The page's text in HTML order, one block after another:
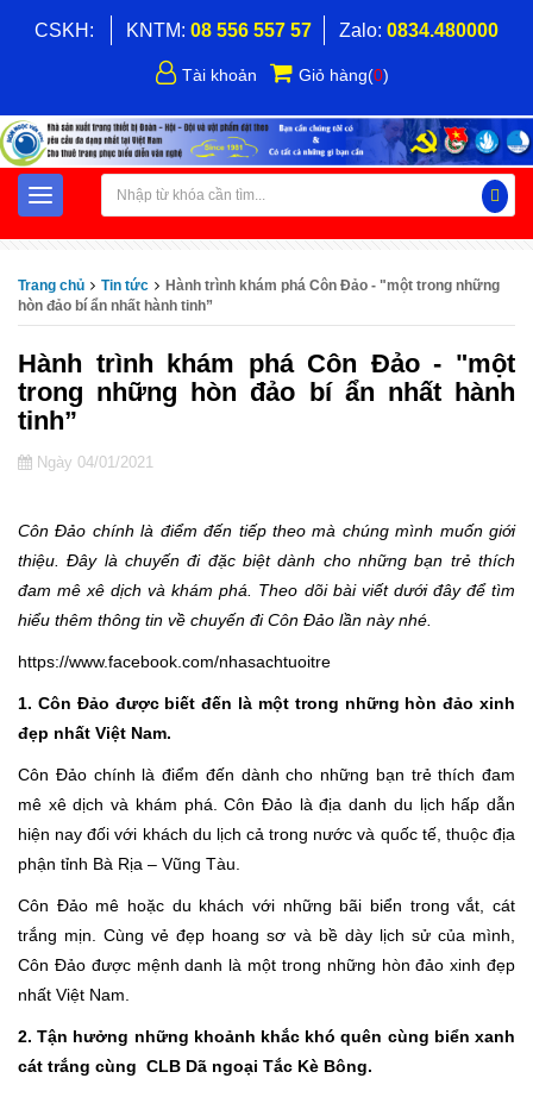
CSKH: KNTM: 08 556 557 57 Zalo: 0834.480000
Tài khoản Giỏ hàng(0)
Trang chủ Tin tức
Hành trình khám phá Côn Đảo - "một trong những
hòn đảo bí ẩn nhất hành tinh”
Hành trình khám phá Côn Đảo - "một
trong những hòn đảo bí ẩn nhất hành
tinh”
Ngày 04/01/2021
Côn Đảo chính là điểm đến tiếp theo mà chúng mình muốn giới
thiệu. Đây là chuyến đi đặc biệt dành cho những bạn trẻ thích
đam mê xê dịch và khám phá. Theo dõi bài viết dưới đây để tìm
hiểu thêm thông tin về chuyến đi Côn Đảo lần này nhé.
https://www.facebook.com/nhasachtuoitre
1. Côn Đảo được biết đến là một trong những hòn đảo xinh
đẹp nhất Việt Nam.
Côn Đảo chính là điểm đến dành cho những bạn trẻ thích đam
mê xê dịch và khám phá. Côn Đảo là địa danh du lịch hấp dẫn
hiện nay đối với khách du lịch cả trong nước và quốc tế, thuộc địa
phận tỉnh Bà Rịa – Vũng Tàu.
Côn Đảo mê hoặc du khách với những bãi biển trong vắt, cát
trắng mịn. Cùng vẻ đẹp hoang sơ và bề dày lịch sử của mình,
Côn Đảo được mệnh danh là một trong những hòn đảo xinh đẹp
nhất Việt Nam.
2. Tận hưởng những khoảnh khắc khó quên cùng biển xanh
cát trắng cùng CLB Dã ngoại Tắc Kè Bông.